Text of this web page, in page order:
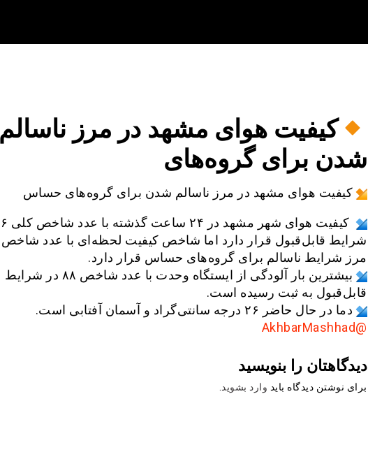
کیفیت هوای مشهد در مرز ناسالم
شدن برای گروه‌های
کیفیت هوای مشهد در مرز ناسالم شدن برای گروه‌های حساس
مرز شرایط ناسالم برای گروه‌های حساس قرار دارد.
بیشترین بار آلودگی از ایستگاه وحدت با عدد شاخص ۸۸ در شرایط
قابل‌قبول به ثبت رسیده است.
دما در حال حاضر ۲۶ درجه سانتی‌گراد و آسمان آفتابی است.
@AkhbarMashhad
دیدگاهتان را بنویسید
برای نوشتن دیدگاه باید وارد بشوید